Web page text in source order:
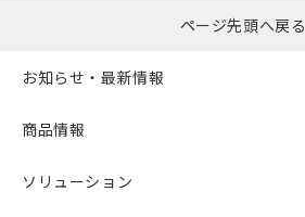
ページ先頭へ戻る
お知らせ・最新情報
商品情報
ソリューション